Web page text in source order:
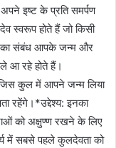
इष्ट के प्रति समर्पण
स्वरूप होते हैं जो किसी
संबंध आपके जन्म और
आ रहे होते हैं।
जिस कुल में आपने जन्म लिया
रहेंगे।*उद्देश्य: इनका
को अक्षुण्ण रखने के लिए
में सबसे पहले कुलदेवता को